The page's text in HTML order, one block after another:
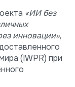
«ИИ без
инновации»,
(IWPR) при